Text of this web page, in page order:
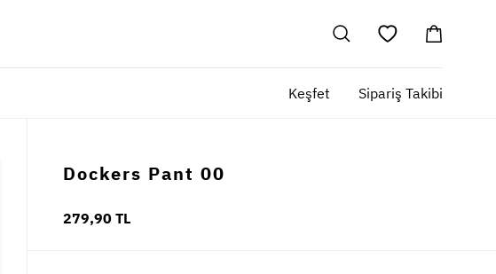
Keşfet Sipariş Takibi
Dockers Pant 00
279,90 TL